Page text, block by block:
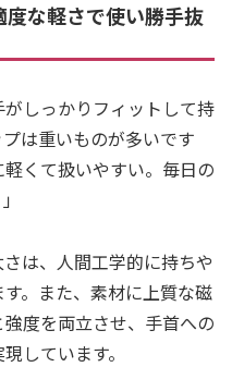
度な軽さで使い勝手抜
がしっかりフィットして持
は重いものが多いです
くて扱いやすい。毎日の
は、人間工学的に持ちや
。また、素材に上質な磁
度を両立させ、手首への
しています。